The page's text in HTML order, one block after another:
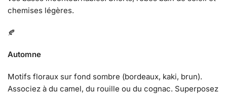
chemises légères.
🍂
Automne
Motifs floraux sur fond sombre (bordeaux, kaki, brun).
Associez à du camel, du rouille ou du cognac. Superposez